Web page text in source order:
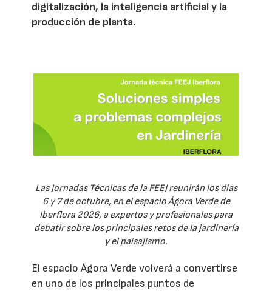
digitalización, la inteligencia artificial y la
producción de planta.
Las Jornadas Técnicas de la FEEJ reunirán los días
6 y 7 de octubre, en el espacio Ágora Verde de
Iberflora 2026, a expertos y profesionales para
debatir sobre los principales retos de la jardinería
y el paisajismo.
El espacio Ágora Verde volverá a convertirse
en uno de los principales puntos de